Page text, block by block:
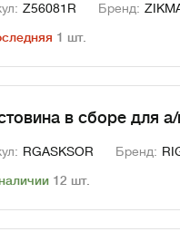
Z56081R Бренд:
1 шт.
в сборе для
RGASKSOR Бренд:
12 шт.